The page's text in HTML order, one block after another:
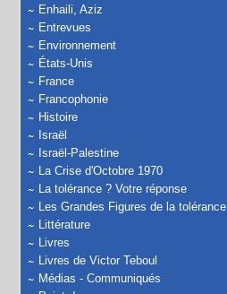
Enhaili, Aziz
Entrevues
Environnement
États-Unis
France
Francophonie
Histoire
Israël
Israël-Palestine
La Crise d'Octobre 1970
La tolérance ? Votre réponse
Les Grandes Figures de la tolérance
Littérature
Livres
Livres de Victor Teboul
Médias - Communiqués